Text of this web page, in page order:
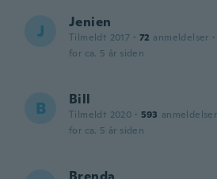
J Jenien
Tilmeldt 2017 · 72 anmeldelser ·
for ca. 5 år siden
B Bill
Tilmeldt 2020 · 593 anmeldelser
for ca. 5 år siden